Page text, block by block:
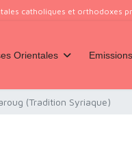
catholiques et orthodoxes
Orientales Emissions
(Tradition Syriaque)